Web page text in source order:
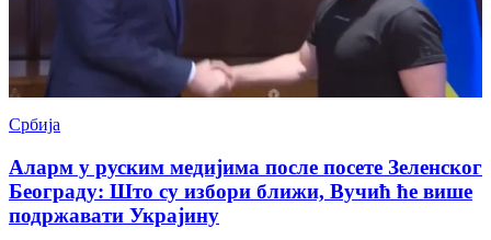
Србија
Аларм у руским медијима после посете Зеленског
Београду: Што су избори ближи, Вучић ће више
подржавати Украјину